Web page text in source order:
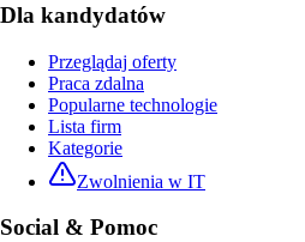
Dla kandydatów
Przeglądaj oferty
Praca zdalna
Popularne technologie
Lista firm
Kategorie
Zwolnienia w IT
Social & Pomoc